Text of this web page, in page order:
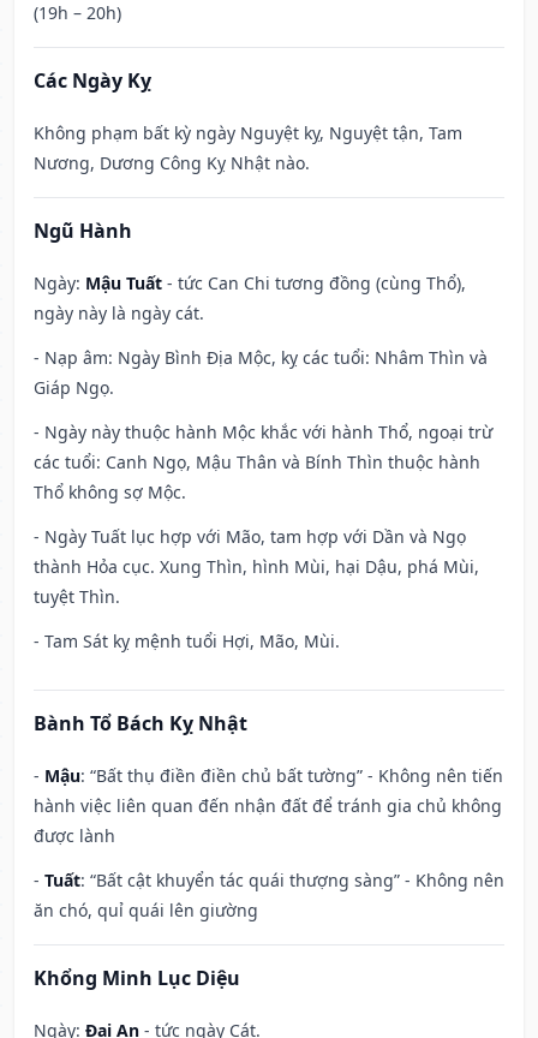
(19h – 20h)
Các Ngày Kỵ
Không phạm bất kỳ ngày Nguyệt kỵ, Nguyệt tận, Tam
Nương, Dương Công Kỵ Nhật nào.
Ngũ Hành
Ngày: Mậu Tuất - tức Can Chi tương đồng (cùng Thổ),
ngày này là ngày cát.
- Nạp âm: Ngày Bình Địa Mộc, kỵ các tuổi: Nhâm Thìn và
Giáp Ngọ.
- Ngày này thuộc hành Mộc khắc với hành Thổ, ngoại trừ
các tuổi: Canh Ngọ, Mậu Thân và Bính Thìn thuộc hành
Thổ không sợ Mộc.
- Ngày Tuất lục hợp với Mão, tam hợp với Dần và Ngọ
thành Hỏa cục. Xung Thìn, hình Mùi, hại Dậu, phá Mùi,
tuyệt Thìn.
- Tam Sát kỵ mệnh tuổi Hợi, Mão, Mùi.
Bành Tổ Bách Kỵ Nhật
- Mậu: “Bất thụ điền điền chủ bất tường” - Không nên tiến
hành việc liên quan đến nhận đất để tránh gia chủ không
được lành
- Tuất: “Bất cật khuyển tác quái thượng sàng” - Không nên
ăn chó, quỉ quái lên giường
Khổng Minh Lục Diệu
Ngày: Đại An - tức ngày Cát.